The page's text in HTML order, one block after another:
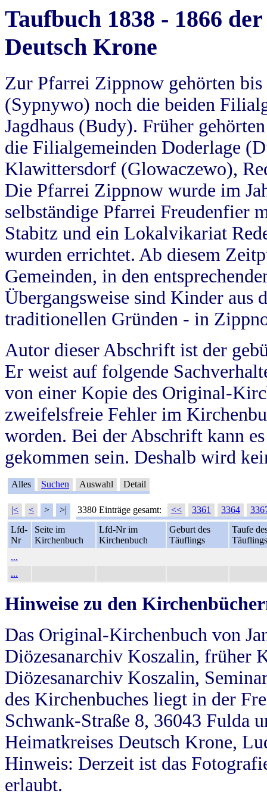
Taufbuch 1838 - 1866
Deutsch Krone
Zur Pfarrei Zippnow gehörten
(Sypnywo) noch die beiden
Jagdhaus (Budy). Früher
die Filialgemeinden Doderlage
Klawittersdorf (Glowaczewo),
Die Pfarrei Zippnow wurde im
selbständige Pfarrei Freudenfier
Stabitz und ein Lokalvikariat
wurden errichtet. Ab diesem
Gemeinden, in den
Übergangsweise sind Kinder aus
traditionellen Gründen - in
Autor dieser Abschrift ist der
Er weist auf folgende
von einer Kopie des Original-
zweifelsfreie Fehler im
worden. Bei der Abschrift kann
gekommen sein. Deshalb wird
Alles Suchen Auswahl Detail
|< < > >| 3380 Einträge gesamt: << 3361 3364
Lfd-
Nr
Seite im
Kirchenbuch
Lfd-Nr im
Kirchenbuch
Geburt des
Täuflings
Taufe
Täuflings
...
...
Hinweise zu den
Das Original-Kirchenbuch von
Diözesanarchiv Koszalin, früher
Diözesanarchiv Koszalin,
des Kirchenbuches liegt in der
Schwank-Straße 8, 36043 Fulda
Heimatkreises Deutsch Krone,
Hinweis: Derzeit ist das
erlaubt.